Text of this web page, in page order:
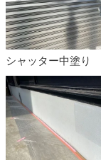
シャッター中塗り